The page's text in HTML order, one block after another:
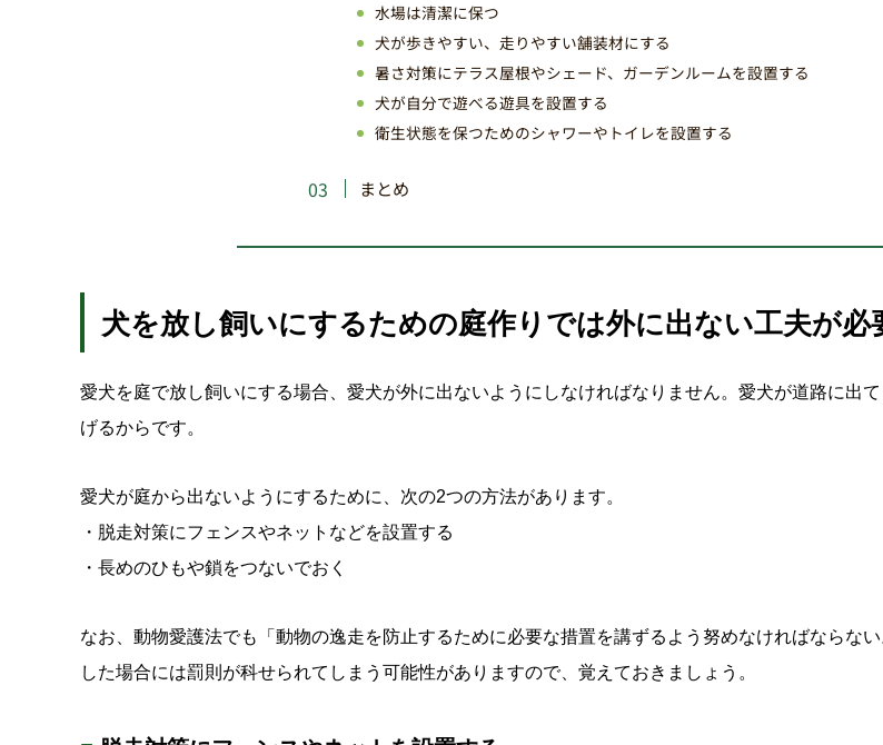
水場は清潔に保つ
犬が歩きやすい、走りやすい舗装材にする
暑さ対策にテラス屋根やシェード、ガーデンルームを設置する
犬が自分で遊べる遊具を設置する
衛生状態を保つためのシャワーやトイレを設置する
まとめ
犬を放し飼いにするための庭作りでは外に出ない工夫が必
愛犬を庭で放し飼いにする場合、愛犬が外に出ないようにしなければなりません。愛犬が道路に出
げるからです。
愛犬が庭から出ないようにするために、次の2つの方法があります。
・脱走対策にフェンスやネットなどを設置する
・長めのひもや鎖をつないでおく
なお、動物愛護法でも「動物の逸走を防止するために必要な措置を講ずるよう努めなければならな
した場合には罰則が科せられてしまう可能性がありますので、覚えておきましょう。